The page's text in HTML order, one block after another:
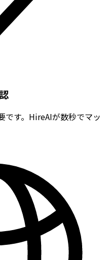
です。HireAIが数秒でマッ